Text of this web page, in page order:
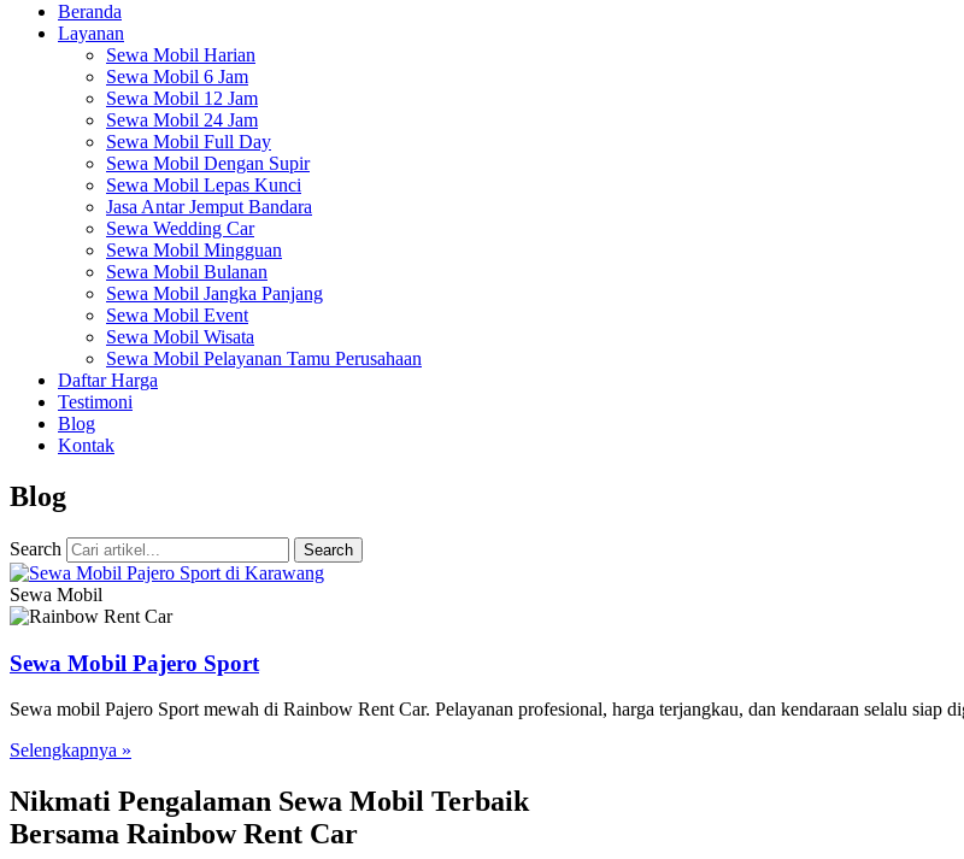
Beranda
Layanan
Sewa Mobil Harian
Sewa Mobil 6 Jam
Sewa Mobil 12 Jam
Sewa Mobil 24 Jam
Sewa Mobil Full Day
Sewa Mobil Dengan Supir
Sewa Mobil Lepas Kunci
Jasa Antar Jemput Bandara
Sewa Wedding Car
Sewa Mobil Mingguan
Sewa Mobil Bulanan
Sewa Mobil Jangka Panjang
Sewa Mobil Event
Sewa Mobil Wisata
Sewa Mobil Pelayanan Tamu Perusahaan
Daftar Harga
Testimoni
Blog
Kontak
Blog
Search Search
Sewa Mobil
Sewa Mobil Pajero Sport
Sewa mobil Pajero Sport mewah di Rainbow Rent Car. Pelayanan profesional, harga terjangkau, dan kendaraan selalu siap
Selengkapnya »
Nikmati Pengalaman Sewa Mobil Terbaik
Bersama Rainbow Rent Car